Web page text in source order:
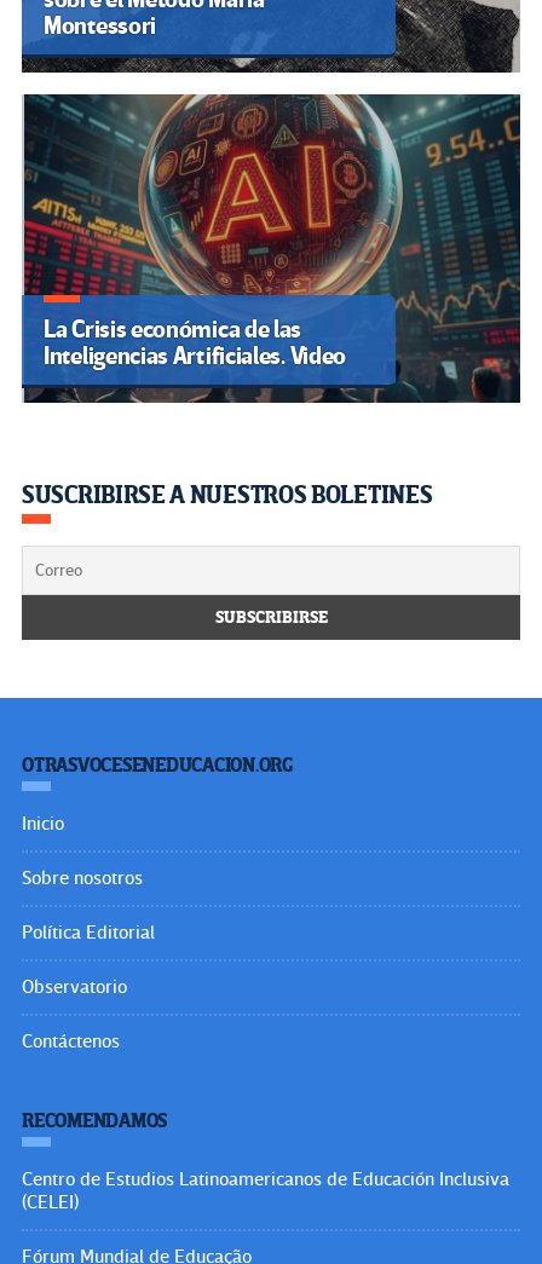
Montessori
La Crisis económica de las
Inteligencias Artificiales. Video
SUSCRIBIRSE A NUESTROS BOLETINES
OTRASVOCESENEDUCACION.ORG
Inicio
Sobre nosotros
Política Editorial
Observatorio
Contáctenos
RECOMENDAMOS
Centro de Estudios Latinoamericanos de Educación Inclusiva
(CELEI)
Fórum Mundial de Educação